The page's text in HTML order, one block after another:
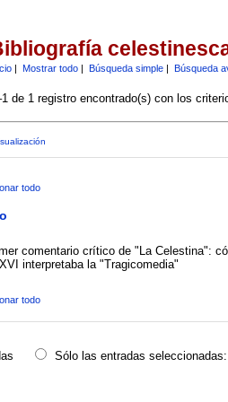
| Mostrar todo| Búsqueda simple| Búsqueda
de 1 registro encontrado(s) con los
todo
comentario crítico de "La Celestina":
interpretaba la "Tragicomedia"
todo
Sólo las entradas seleccionadas: